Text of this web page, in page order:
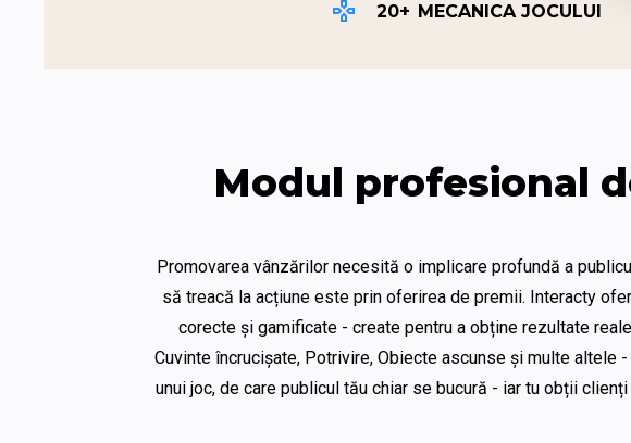
20+ MECANICA JOCULUI
Modul profesional
Promovarea vânzărilor necesită o implicare profundă a
să treacă la acțiune este prin oferirea de premii. Interacty
corecte și gamificate - create pentru a obține rezultate
Cuvinte încrucișate, Potrivire, Obiecte ascunse și multe altele
unui joc, de care publicul tău chiar se bucură - iar tu obții